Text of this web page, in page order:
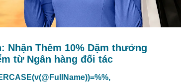
Nhận Thêm 10% Dặm thưởng
từ Ngân hàng đối tác